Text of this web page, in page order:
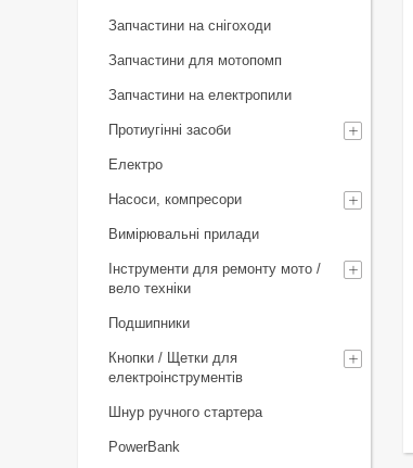
Запчастини на снігоходи
Запчастини для мотопомп
Запчастини на електропили
Протиугінні засоби
Електро
Насоси, компресори
Вимірювальні прилади
Інструменти для ремонту мото /
вело техніки
Подшипники
Кнопки / Щетки для
електроінструментів
Шнур ручного стартера
PowerBank